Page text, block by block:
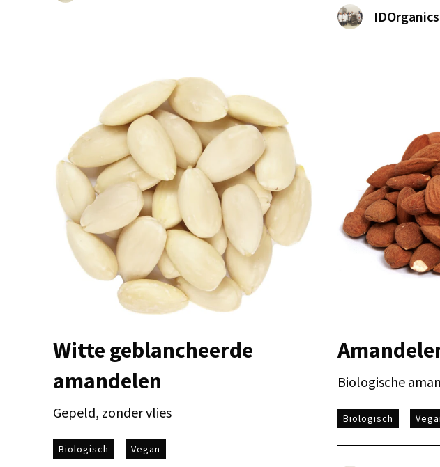
IDOrganics
Witte geblancheerde
amandelen
Gepeld, zonder vlies
Biologisch Vegan
Biologische
Biologisch